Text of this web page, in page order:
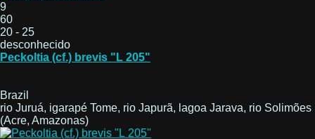
9
60
20 - 25
desconhecido
Peckoltia (cf.) brevis "L 205"
Brazil
rio Juruá, igarapé Tome, rio Japurã, lagoa Jarava, rio Solimões
(Acre, Amazonas)